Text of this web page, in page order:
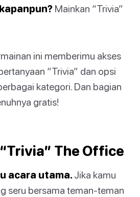
Mainkan “Trivia”
ini memberimu akses
“Trivia” dan opsi
kategori. Dan bagian
gratis!
The Office
acara utama. Jika kamu
seru bersama teman-teman